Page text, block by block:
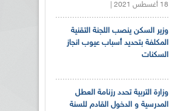
18 أغسطس 2021 |
وزير السكن ينصب اللجنة التقنية
المكلفة بتحديد أسباب عيوب انجاز
السكنات
وزارة التربية تحدد رزنامة العطل
المدرسية و الدخول القادم للسنة